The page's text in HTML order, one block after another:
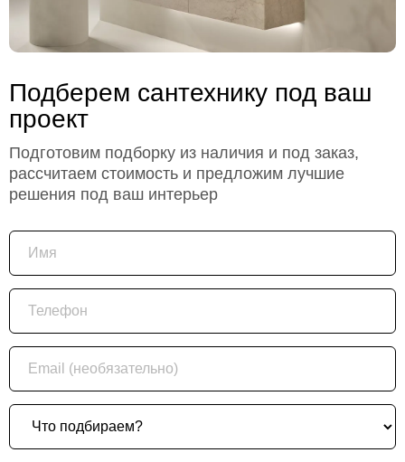
Подберем сантехнику под ваш
проект
Подготовим подборку из наличия и под заказ,
рассчитаем стоимость и предложим лучшие
решения под ваш интерьер
Имя
Телефон
Email (необязательно)
Что подбираем?